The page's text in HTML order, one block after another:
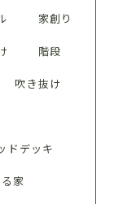
家創り
階段
吹き抜け
ドデッキ
家